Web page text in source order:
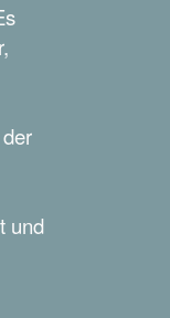
und